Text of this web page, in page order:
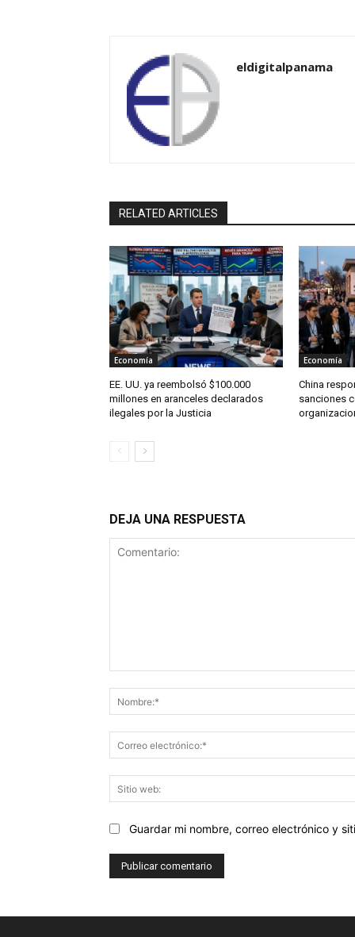
eldigitalpanama
RELATED ARTICLES
Economía
EE. UU. ya reembolsó $100.000
millones en aranceles declarados
ilegales por la Justicia
Economía
China
sanciones
DEJA UNA RESPUESTA
Guardar mi nombre, correo electrónico y